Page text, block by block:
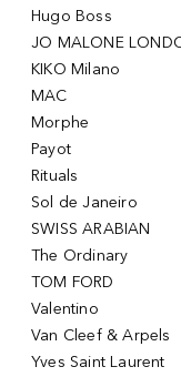
Hugo Boss
JO MALONE
KIKO Milano
MAC
Morphe
Payot
Rituals
Sol de Janeiro
SWISS ARABIAN
The Ordinary
TOM FORD
Valentino
Van Cleef & Arpels
Yves Saint Laurent